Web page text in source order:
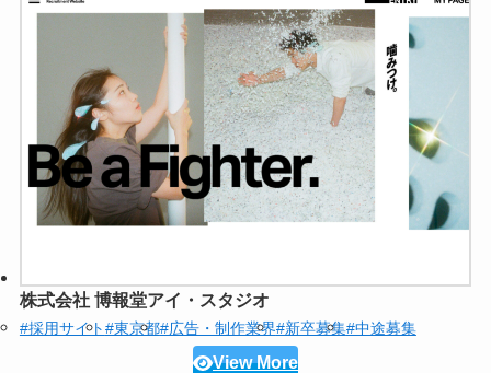
株式会社 博報堂アイ・スタジオ
#採用サイト#東京都#広告・制作業界#新卒募集#中途募集
View More